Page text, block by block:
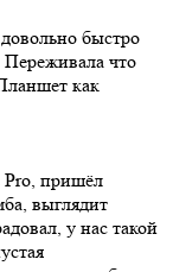
быстро
Переживала что
как
Pro, пришёл
выглядит
у нас такой